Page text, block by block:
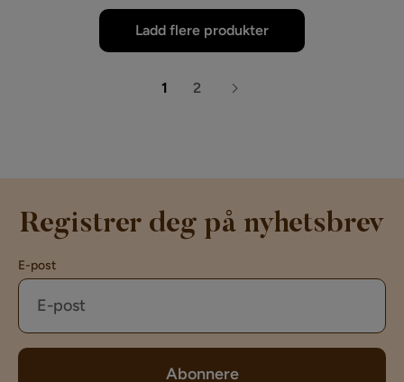
Ladd flere produkter
1 2
Registrer deg på nyhetsbrev
E-post
Abonnere